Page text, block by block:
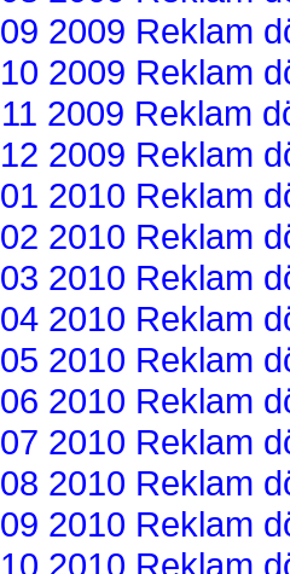
09 2009 Reklam
10 2009 Reklam
11 2009 Reklam
12 2009 Reklam
01 2010 Reklam
02 2010 Reklam
03 2010 Reklam
04 2010 Reklam
05 2010 Reklam
06 2010 Reklam
07 2010 Reklam
08 2010 Reklam
09 2010 Reklam
10 2010 Reklam